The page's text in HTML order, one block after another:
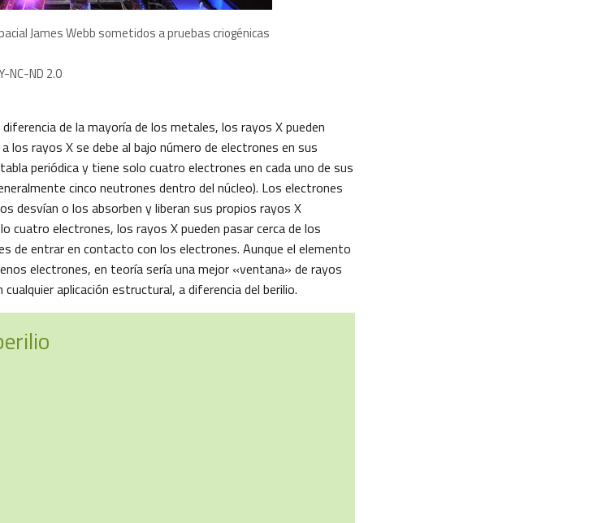
James Webb sometidos a pruebas criogénicas
NC-ND 2.0
de la mayoría de los metales, los rayos X pueden
los rayos X se debe al bajo número de electrones en sus
periódica y tiene solo cuatro electrones en cada uno de sus
cinco neutrones dentro del núcleo). Los electrones
desvían o los absorben y liberan sus propios rayos X
cuatro electrones, los rayos X pueden pasar cerca de los
de entrar en contacto con los electrones. Aunque el elemento
electrones, en teoría sería una mejor «ventana» de rayos
aplicación estructural, a diferencia del berilio.